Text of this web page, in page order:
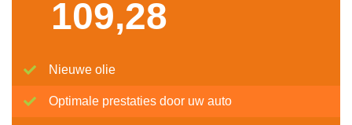
109,28
Nieuwe olie
Optimale prestaties door uw auto